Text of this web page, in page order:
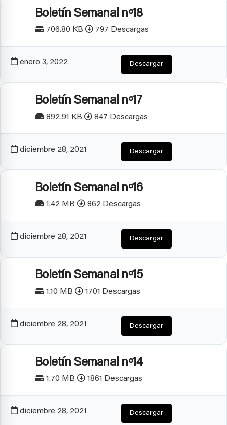
Boletín Semanal nº18
706.80 KB 797 Descargas
enero 3, 2022 Descargar
Boletín Semanal nº17
892.91 KB 847 Descargas
diciembre 28, 2021 Descargar
Boletín Semanal nº16
1.42 MB 862 Descargas
diciembre 28, 2021 Descargar
Boletín Semanal nº15
1.10 MB 1701 Descargas
diciembre 28, 2021 Descargar
Boletín Semanal nº14
1.70 MB 1861 Descargas
diciembre 28, 2021 Descargar